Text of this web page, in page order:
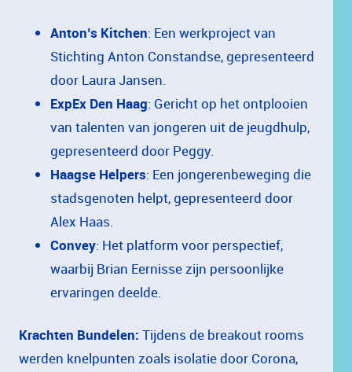
Anton’s Kitchen: Een werkprojectvan
Stichting Anton Constandse, gepresenteerd
door LauraJansen.
ExpEx Den Haag: Gerichtop hetontplooien
van talenten van jongeren uitde jeugdhulp,
gepresenteerd door Peggy.
Haagse Helpers: Een jongerenbeweging die
stadsgenoten helpt, gepresenteerd door
Alex Haas.
Convey: Het platform voor perspectief,
waarbij Brian Eernissezijn persoonlijke
ervaringen deelde.
Krachten Bundelen: Tijdens de breakout rooms
werden knelpunten zoals isolatiedoor Corona,